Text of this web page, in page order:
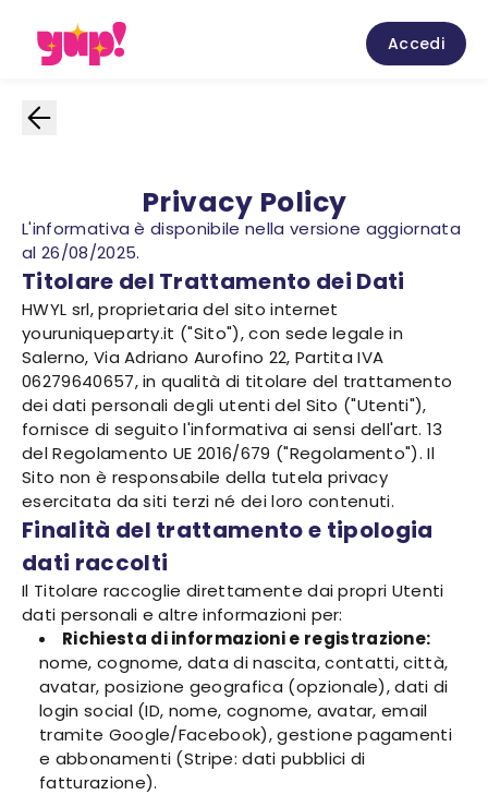
Accedi
Privacy Policy
L'informativa è disponibile nella versione aggiornata
al 26/08/2025.
Titolare del Trattamento dei Dati
HWYL srl, proprietaria del sito internet
youruniqueparty.it ("Sito"), con sede legale in
Salerno, Via Adriano Aurofino 22, Partita IVA
06279640657, in qualità di titolare del trattamento
dei dati personali degli utenti del Sito ("Utenti"),
fornisce di seguito l'informativa ai sensi dell'art. 13
del Regolamento UE 2016/679 ("Regolamento"). Il
Sito non è responsabile della tutela privacy
esercitata da siti terzi né dei loro contenuti.
Finalità del trattamento e tipologia
dati raccolti
Il Titolare raccoglie direttamente dai propri Utenti
dati personali e altre informazioni per:
Richiesta di informazioni e registrazione:
nome, cognome, data di nascita, contatti, città,
avatar, posizione geografica (opzionale), dati di
login social (ID, nome, cognome, avatar, email
tramite Google/Facebook), gestione pagamenti
e abbonamenti (Stripe: dati pubblici di
fatturazione).